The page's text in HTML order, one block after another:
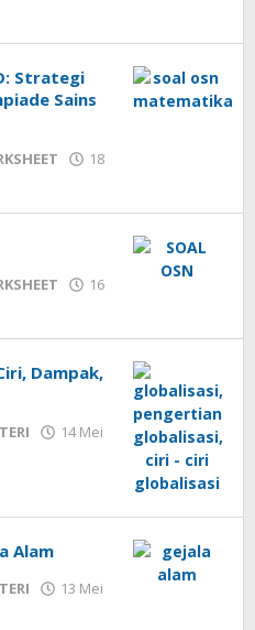
Strategi
Sains
18
16
Dampak,
14 Mei
Alam
13 Mei